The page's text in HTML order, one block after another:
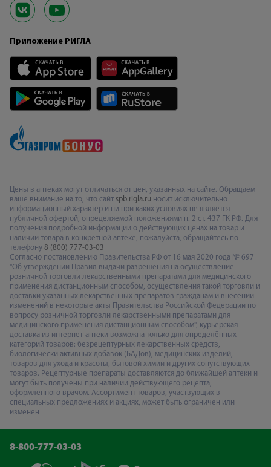
Приложение РИГЛА
Цены в аптеках могут отличаться от цен, указанных на сайте. Обращаем
ваше внимание на то, что сайт spb.rigla.ru носит исключительно
информационный характер и ни при каких условиях не является
публичной офертой, определяемой положениями п. 2 ст. 437 ГК РФ. Для
получения подробной информации о действующих ценах на товар и
наличии товара в конкретной аптеке, пожалуйста, обращайтесь по
телефону 8 (800) 777-03-03
Согласно постановлению Правительства РФ от 16 мая 2020 года № 697
"Об утверждении Правил выдачи разрешения на осуществление
розничной торговли лекарственными препаратами для медицинского
применения дистанционным способом, осуществления такой торговли и
доставки указанных лекарственных препаратов гражданам и внесении
изменений в некоторые акты Правительства Российской Федерации по
вопросу розничной торговли лекарственными препаратами для
медицинского применения дистанционным способом", курьерская
доставка из интернет-аптеки возможна только для определённых
категорий товаров: безрецептурных лекарственных средств,
биологически активных добавок (БАДов), медицинских изделий,
товаров для ухода и красоты, бытовой химии и других сопутствующих
товаров. Рецептурные препараты доставляются до ближайшей аптеки и
могут быть получены при наличии действующего рецепта,
оформленного врачом. Ассортимент товаров, участвующих в
специальных предложениях и акциях, может быть ограничен или
изменен
8-800-777-03-03